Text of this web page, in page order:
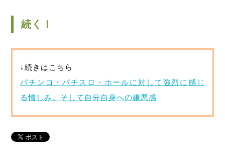
続く！
↓続きはこちら
パチンコ・パチスロ・ホールに対して強烈に感じ
る憎しみ。そして自分自身への嫌悪感